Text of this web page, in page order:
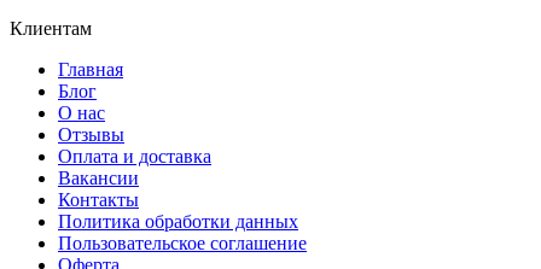
Клиентам
Главная
Блог
О нас
Отзывы
Оплата и доставка
Вакансии
Контакты
Политика обработки данных
Пользовательское соглашение
Оферта